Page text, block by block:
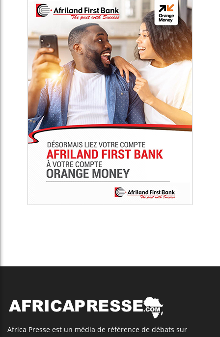
Africa Presse est un média de référence de débats sur